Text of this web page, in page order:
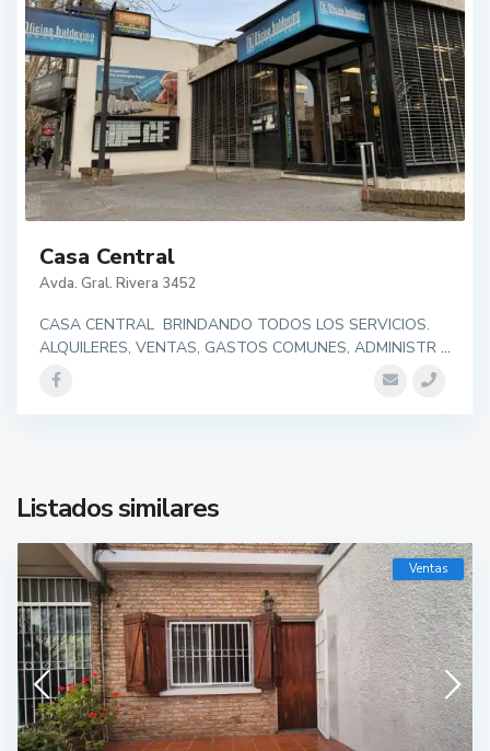
Casa Central
Avda. Gral. Rivera 3452
CASA CENTRAL BRINDANDO TODOS LOS SERVICIOS.
ALQUILERES, VENTAS, GASTOS COMUNES, ADMINISTR ...
Listados similares
Ventas